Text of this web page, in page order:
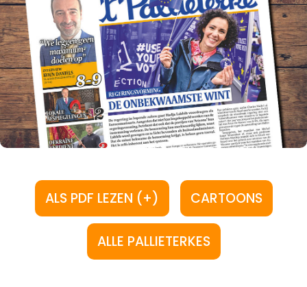
ALS PDF LEZEN (+) CARTOONS
ALLE PALLIETERKES